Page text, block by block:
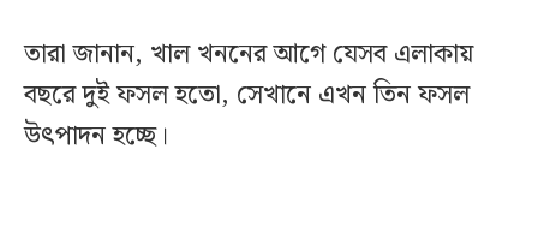
তারা জানান, খাল খননের আগে যেসব এলাকায়
বছরে দুই ফসল হতো, সেখানে এখন তিন ফসল
উৎপাদন হচ্ছে।